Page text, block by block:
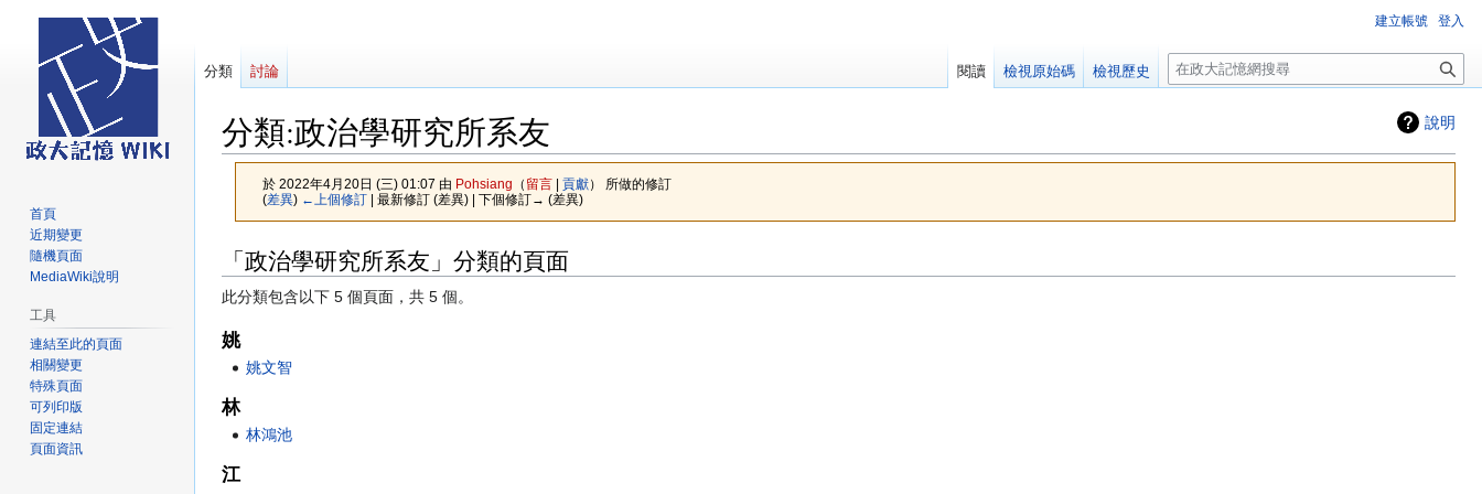
說明
分類:政治學研究所系友
於 2022年4月20日 (三) 01:07 由 Pohsiang （ 留言| 貢獻）
所做的修訂
(差異) ←上個修訂| 最新修訂 (差異) | 下個修訂→ (差異)
跳
至
導
跳
至
搜
「政治學研究所系友」分類的頁面
此分類包含以下 5 個頁面，共 5 個。
姚
姚文智
林
林鴻池
江
建立帳號 登入
分類 討論 閱讀 檢視原始碼 檢視歷史
搜
尋
首頁
近期變更
隨機頁面
MediaWiki說明
工具
連結至此的頁面
相關變更
特殊頁面
可列印版
固定連結
頁面資訊